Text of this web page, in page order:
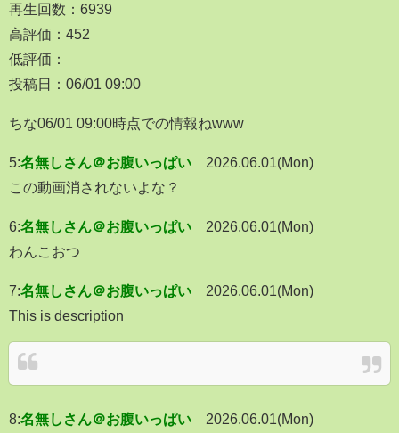
再生回数：6939
高評価：452
低評価：
投稿日：06/01 09:00
ちな06/01 09:00時点での情報ねwww
5:名無しさん＠お腹いっぱい
2026.06.01(Mon)
この動画消されないよな？
6:名無しさん＠お腹いっぱい
2026.06.01(Mon)
わんこおつ
7:名無しさん＠お腹いっぱい
2026.06.01(Mon)
This is description
8:名無しさん＠お腹いっぱい
2026.06.01(Mon)